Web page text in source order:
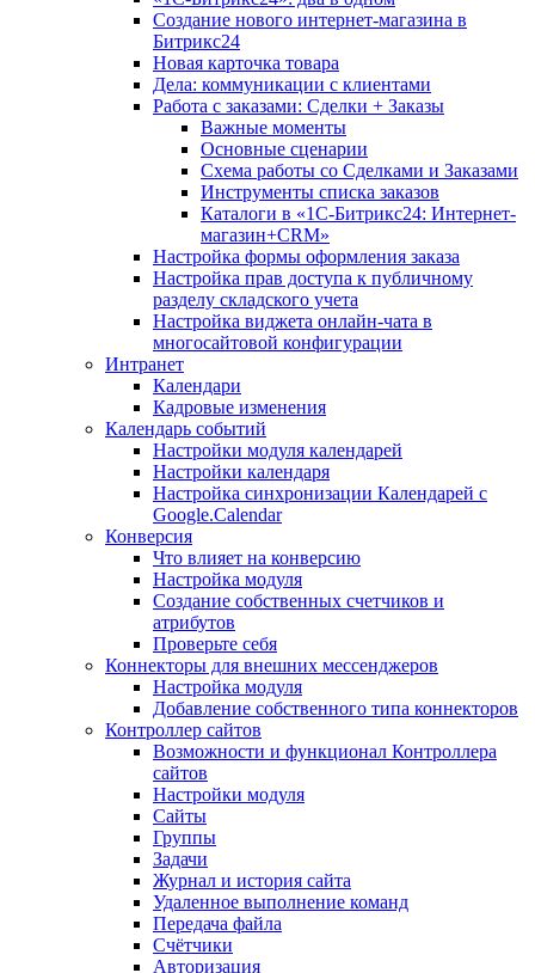
Создание нового интернет-магазина в
Битрикс24
Новая карточка товара
Дела: коммуникации с клиентами
Работа с заказами: Сделки + Заказы
Важные моменты
Основные сценарии
Схема работы со Сделками и Заказами
Инструменты списка заказов
Каталоги в «1С-Битрикс24: Интернет-
магазин+CRM»
Настройка формы оформления заказа
Настройка прав доступа к публичному
разделу складского учета
Настройка виджета онлайн-чата в
многосайтовой конфигурации
Интранет
Календари
Кадровые изменения
Календарь событий
Настройки модуля календарей
Настройки календаря
Настройка синхронизации Календарей с
Google.Calendar
Конверсия
Что влияет на конверсию
Настройка модуля
Создание собственных счетчиков и
атрибутов
Проверьте себя
Коннекторы для внешних мессенджеров
Настройка модуля
Добавление собственного типа коннекторов
Контроллер сайтов
Возможности и функционал Контроллера
сайтов
Настройки модуля
Сайты
Группы
Задачи
Журнал и история сайта
Удаленное выполнение команд
Передача файла
Счётчики
Авторизация